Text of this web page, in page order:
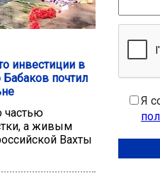
инвестиции в
почтил
частью
а живым
Вахты
Я